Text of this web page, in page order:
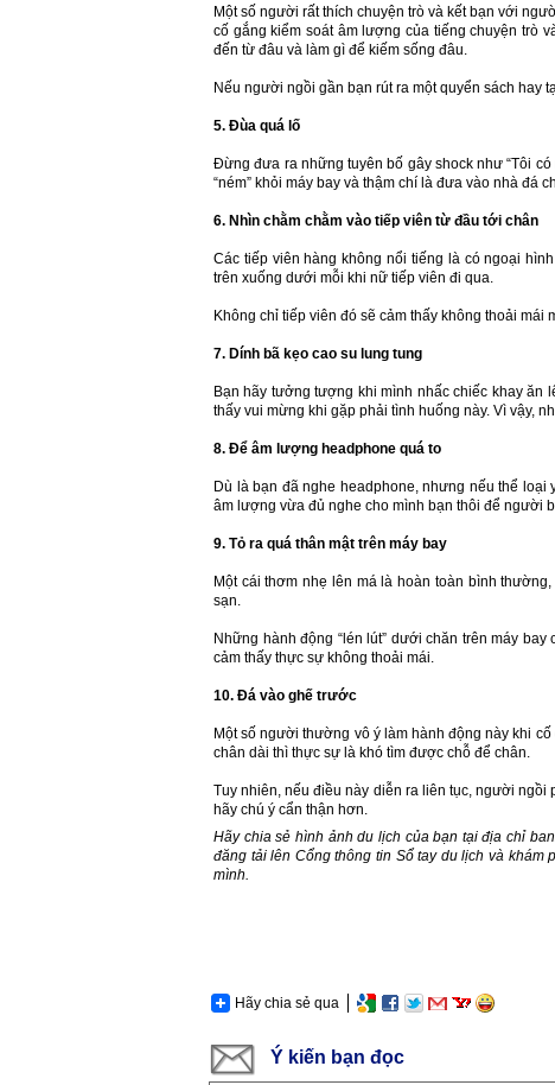
Một số người rất thích chuyện trò và kết bạn với
cố gắng kiểm soát âm lượng của tiếng chuyện trò
đến từ đâu và làm gì để kiếm sống đâu.
Nếu người ngồi gần bạn rút ra một quyển sách hay
5. Đùa quá lố
Đừng đưa ra những tuyên bố gây shock như “Tôi
“ném” khỏi máy bay và thậm chí là đưa vào nhà đá
6. Nhìn chằm chằm vào tiếp viên từ đầu tới chân
Các tiếp viên hàng không nổi tiếng là có ngoại
trên xuống dưới mỗi khi nữ tiếp viên đi qua.
Không chỉ tiếp viên đó sẽ cảm thấy không thoải
7. Dính bã kẹo cao su lung tung
Bạn hãy tưởng tượng khi mình nhấc chiếc khay ăn
thấy vui mừng khi gặp phải tình huống này. Vì vậy,
8. Để âm lượng headphone quá to
Dù là bạn đã nghe headphone, nhưng nếu thể
âm lượng vừa đủ nghe cho mình bạn thôi để người
9. Tỏ ra quá thân mật trên máy bay
Một cái thơm nhẹ lên má là hoàn toàn bình
sạn.
Những hành động “lén lút” dưới chăn trên máy
cảm thấy thực sự không thoải mái.
10. Đá vào ghế trước
Một số người thường vô ý làm hành động này khi
chân dài thì thực sự là khó tìm được chỗ để chân.
Tuy nhiên, nếu điều này diễn ra liên tục, người
hãy chú ý cẩn thận hơn.
Hãy chia sẻ hình ảnh du lịch của bạn tại địa chỉ
đăng tải lên Cổng thông tin Sổ tay du lịch và khám
mình.
Hãy chia sẻ qua
Ý kiến bạn đọc